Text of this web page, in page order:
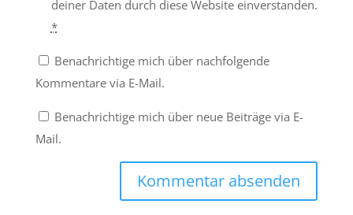
deiner Daten durch diese Website einverstanden.
*
Benachrichtige mich über nachfolgende
Kommentare via E-Mail.
Benachrichtige mich über neue Beiträge via E-
Mail.